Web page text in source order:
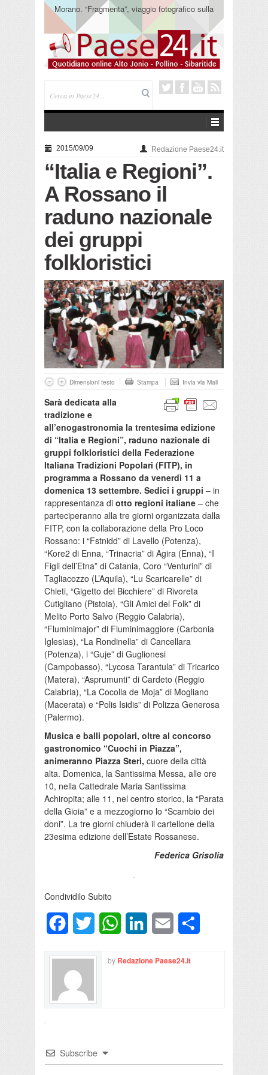
Morano. “Fragmenta”, viaggio fotografico sulla
storia della comunità
2015/09/09 Redazione Paese24.it
“Italia e Regioni”.
A Rossano il
raduno nazionale
dei gruppi
folkloristici
Dimensioni testo Stampa Invia via Mail
Sarà dedicata alla
tradizione e
all’enogastronomia la trentesima edizione
di “Italia e Regioni”, raduno nazionale di
gruppi folkloristici della Federazione
Italiana Tradizioni Popolari (FITP), in
programma a Rossano da venerdì 11 a
domenica 13 settembre. Sedici i gruppi – in
rappresentanza di otto regioni italiane – che
parteciperanno alla tre giorni organizzata dalla
FITP, con la collaborazione della Pro Loco
Rossano: i “Fstnidd” di Lavello (Potenza),
“Kore2 di Enna, “Trinacria” di Agira (Enna), “I
Figli dell’Etna” di Catania, Coro “Venturini” di
Tagliacozzo (L’Aquila), “Lu Scaricarelle” di
Chieti, “Gigetto del Bicchiere” di Rivoreta
Cutigliano (Pistoia), “Gli Amici del Folk” di
Melito Porto Salvo (Reggio Calabria),
“Fluminimajor” di Fluminimaggiore (Carbonia
Iglesias), “La Rondinella” di Cancellara
(Potenza), i “Guje” di Guglionesi
(Campobasso), “Lycosa Tarantula” di Tricarico
(Matera), “Asprumunti” di Cardeto (Reggio
Calabria), “La Cocolla de Moja” di Mogliano
(Macerata) e “Polis Isidis” di Polizza Generosa
(Palermo).
Musica e balli popolari, oltre al concorso
gastronomico “Cuochi in Piazza”,
animeranno Piazza Steri, cuore della città
alta. Domenica, la Santissima Messa, alle ore
10, nella Cattedrale Maria Santissima
Achiropita; alle 11, nel centro storico, la “Parata
della Gioia” e a mezzogiorno lo “Scambio dei
doni”. La tre giorni chiuderà il cartellone della
23esima edizione dell’Estate Rossanese.
Federica Grisolia
Condividilo Subito
FacebookTwitter WhatsAppLinkedInEmail
by Redazione Paese24.it
Subscribe